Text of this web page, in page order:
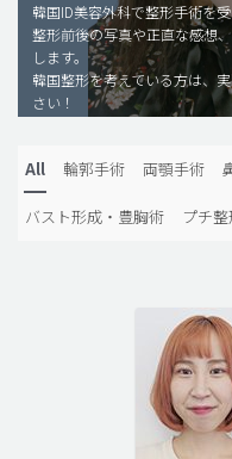
脂肪注入(アンチエイジング)
豊胸手術・バストアップ
プチ整形
メンズ整形
idリアルストーリー
韓国ID美容外科で整形手術を
整形前後の写真や正直な感想
します。
韓国整形を考えている方は、
さい！
All 輪郭手術 両顎手術
バスト形成・豊胸術 プチ整